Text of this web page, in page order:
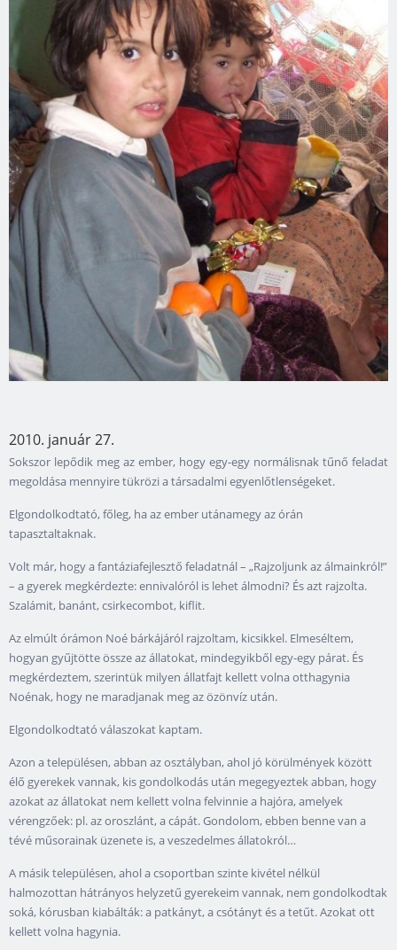
2010. január 27.
Sokszor lepődik meg az ember, hogy egy-egy normálisnak tűnő feladat
megoldása mennyire tükrözi a társadalmi egyenlőtlenségeket.
Elgondolkodtató, főleg, ha az ember utánamegy az órán
tapasztaltaknak.
Volt már, hogy a fantáziafejlesztő feladatnál – „Rajzoljunk az álmainkról!”
– a gyerek megkérdezte: ennivalóról is lehet álmodni? És azt rajzolta.
Szalámit, banánt, csirkecombot, kiflit.
Az elmúlt órámon Noé bárkájáról rajzoltam, kicsikkel. Elmeséltem,
hogyan gyűjtötte össze az állatokat, mindegyikből egy-egy párat. És
megkérdeztem, szerintük milyen állatfajt kellett volna otthagynia
Noénak, hogy ne maradjanak meg az özönvíz után.
Elgondolkodtató válaszokat kaptam.
Azon a településen, abban az osztályban, ahol jó körülmények között
élő gyerekek vannak, kis gondolkodás után megegyeztek abban, hogy
azokat az állatokat nem kellett volna felvinnie a hajóra, amelyek
vérengzőek: pl. az oroszlánt, a cápát. Gondolom, ebben benne van a
tévé műsorainak üzenete is, a veszedelmes állatokról…
A másik településen, ahol a csoportban szinte kivétel nélkül
halmozottan hátrányos helyzetű gyerekeim vannak, nem gondolkodtak
soká, kórusban kiabálták: a patkányt, a csótányt és a tetűt. Azokat ott
kellett volna hagynia.